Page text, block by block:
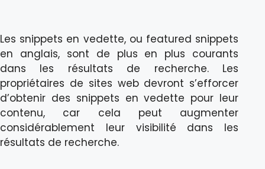
Les snippets en vedette, ou featured snippets
en anglais, sont de plus en plus courants
dans les résultats de recherche. Les
propriétaires de sites web devront s’efforcer
d’obtenir des snippets en vedette pour leur
contenu, car cela peut augmenter
considérablement leur visibilité dans les
résultats de recherche.